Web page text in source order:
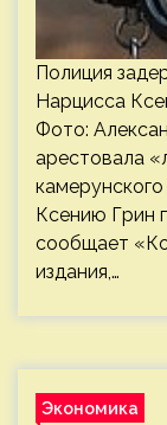
Полиция
Нарцисса
Фото:
арестовала
Ксению Грин
сообщает
издания,…
Экономика